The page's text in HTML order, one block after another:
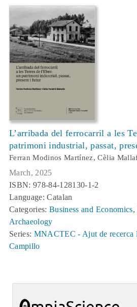
L’arribada del ferrocarril a les
patrimoni industrial, passat,
Ferran Modinos Martínez, Cèlia
March, 2025
ISBN: 978-84-128130-1-2
Language: Catalan
Categories:Business and Economics,
Archaeology
Series: MNACTEC - Ajut de recerca
Campillo